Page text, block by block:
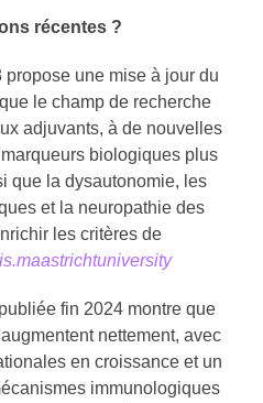
récentes ?
une mise à jour du
le champ de recherche
adjuvants, à de nouvelles
biologiques plus
que la dysautonomie, les
et la neuropathie des
les critères de
fin 2024 montre que
nettement, avec
en croissance et un
immunologiques